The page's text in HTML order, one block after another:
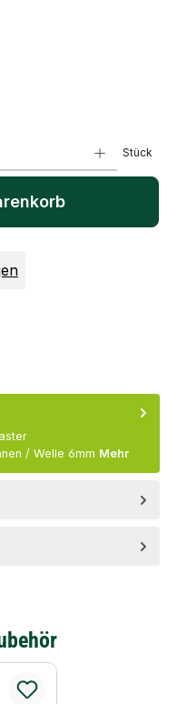
Stück
/ Welle 6mm Mehr